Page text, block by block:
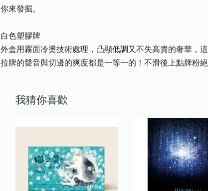
你來發掘。
白色塑膠牌
外盒用霧面冷燙技術處理，凸顯低調又不失高貴的奢華，
拉牌的聲音與切邊的爽度都是一等一的！不滑後上點牌粉
我猜你喜歡